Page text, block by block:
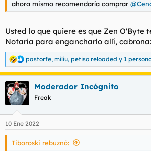
ahora mismo recomendaría comprar
Usted lo que quiere es que Zen O'Byte
Notaría para engancharlo allí,
R
e
a
c
c
i
e
s
pastorfe, miliu, petiso reloaded y 1
Moderador Incógnito
Freak
10 Ene 2022
Tiboroski rebuznó: